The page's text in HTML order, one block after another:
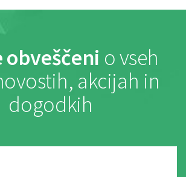
obveščeni o vseh
akcijah in
dogodkih